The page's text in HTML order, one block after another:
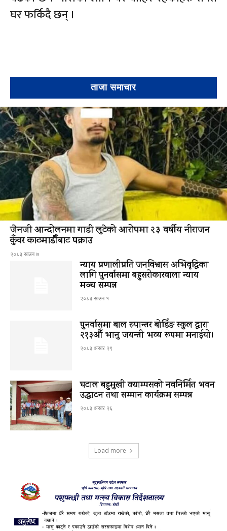
घर फर्किदै छन् ।
ताजा समाचार
जेनजी आन्दोलनमा गाडी लुटेको आरोपमा २३ वर्षीय नीराजन
कुँवर काठमाडौँबाट पक्राउ
२०८३ साउन ७
न्याय प्रणालीप्रति जनविश्वास अभिवृद्धिका
लागि पुनर्वासमा बहुसरोकारवाला न्याय
मञ्च सम्पन्न
२०८३ साउन १
पुनर्वासमा बाल रुपान्तर बोर्डिङ स्कुल द्धारा
२१३औँ भानु जयन्ती भव्य रूपमा मनाईयो।
२०८३ असार २९
घटाल बहुमुखी क्याम्पसको नवनिर्मित भवन
उद्घाटन तथा सम्मान कार्यक्रम सम्पन्न
२०८३ असार २६
Load more